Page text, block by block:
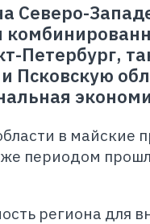
Северо-
Петербург,
Псковскую
в майские
периодом
региона для